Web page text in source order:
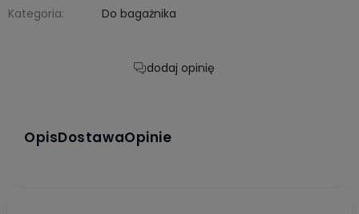
Kategoria:
Do bagażnika
dodaj opinię
OpisDostawaOpinie